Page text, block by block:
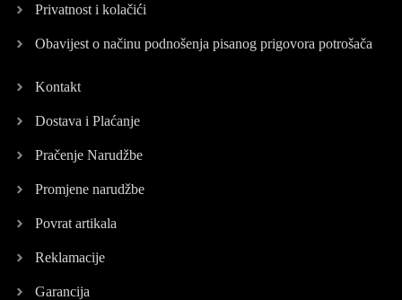
Privatnost i kolačići
Obavijest o načinu podnošenja pisanog prigovora potrošača
Kontakt
Dostava i Plaćanje
Pračenje Narudžbe
Promjene narudžbe
Povrat artikala
Reklamacije
Garancija